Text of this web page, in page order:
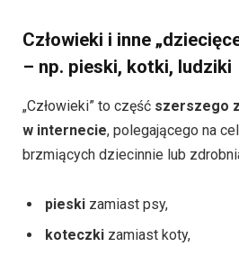
Człowieki i inne
– np. pieski, kotki, ludziki
„Człowieki” to część szerszego
w internecie, polegającego na
brzmiących dziecinnie lub
pieski zamiast psy,
koteczki zamiast koty,